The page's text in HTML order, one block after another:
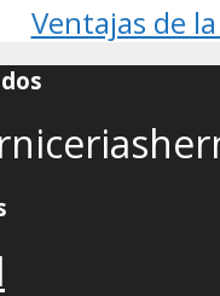
Ventajas de